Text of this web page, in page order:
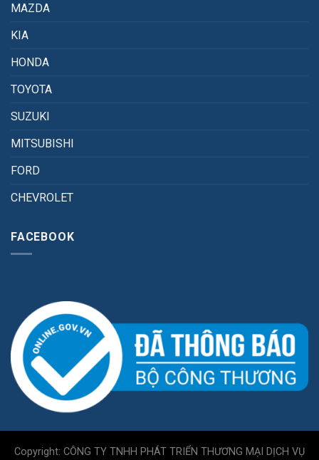
MAZDA
KIA
HONDA
TOYOTA
SUZUKI
MITSUBISHI
FORD
CHEVROLET
FACEBOOK
Copyright: CÔNG TY TNHH PHÁT TRIỂN THƯƠNG MẠI DỊCH VỤ